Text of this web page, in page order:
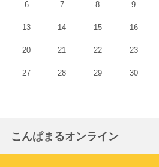
6 7 8 9
13 14 15 16
20 21 22 23
27 28 29 30
こんぱまるオンライン